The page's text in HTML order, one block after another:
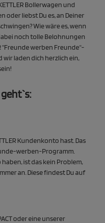
Bollerwagen und
oder liebst Du es, an Deiner
Wie wäre es, wenn
noch tolle Belohnungen
"Freunde werben Freunde"-
wir laden dich herzlich ein,
Kundenkonto hast. Das
werben-Programm.
ist das kein Problem,
an. Diese findest Du auf
oder eine unserer